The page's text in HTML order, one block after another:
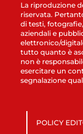
La riproduzione
riservata.
di testi,
aziendali e
elettronico/
tutto quanto è
non è
esercitare un
segnalazione
POLICY